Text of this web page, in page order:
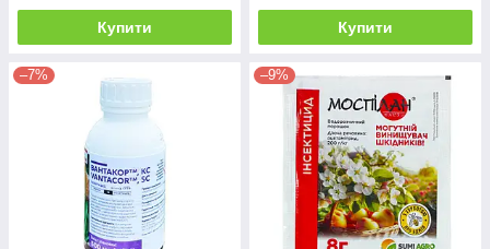
Купити Купити
–7% –9%